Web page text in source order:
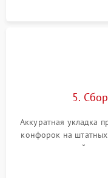
5.
Аккуратная укладка
конфорок на штатных
проверкой
термостойкого